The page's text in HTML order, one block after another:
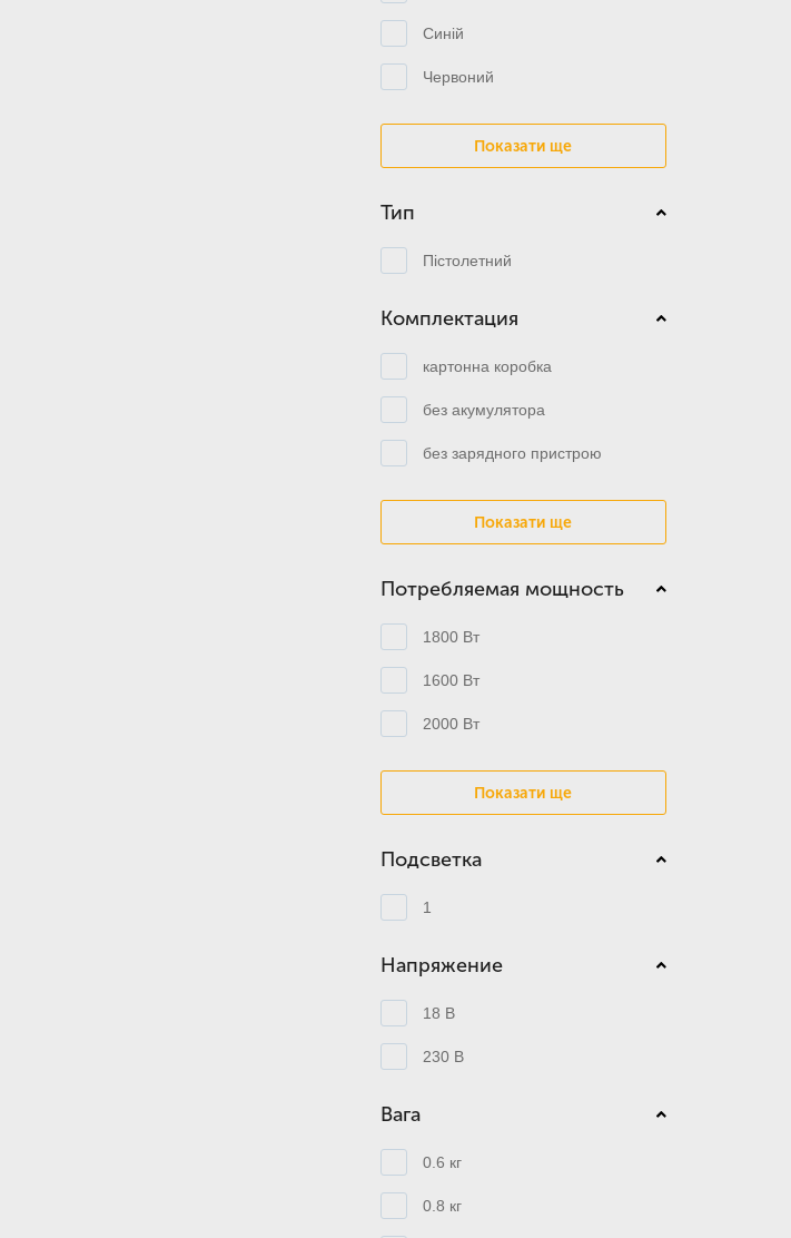
Синій
Червоний
Показати ще
Тип
Пістолетний
Комплектация
картонна коробка
без акумулятора
без зарядного пристрою
Показати ще
Потребляемая мощность
1800 Вт
1600 Вт
2000 Вт
Показати ще
Подсветка
1
Напряжение
18 В
230 В
Вага
0.6 кг
0.8 кг